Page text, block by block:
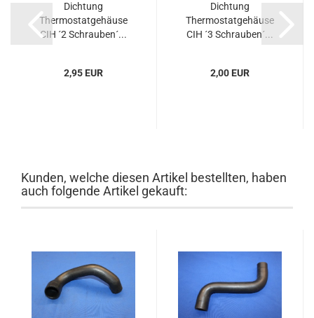
Dichtung
Thermostatgehäuse
CIH ´2 Schrauben´...
2,95 EUR
Dichtung
Thermostatgehäuse
CIH ´3 Schrauben´...
2,00 EUR
Kunden, welche diesen Artikel bestellten, haben
auch folgende Artikel gekauft: